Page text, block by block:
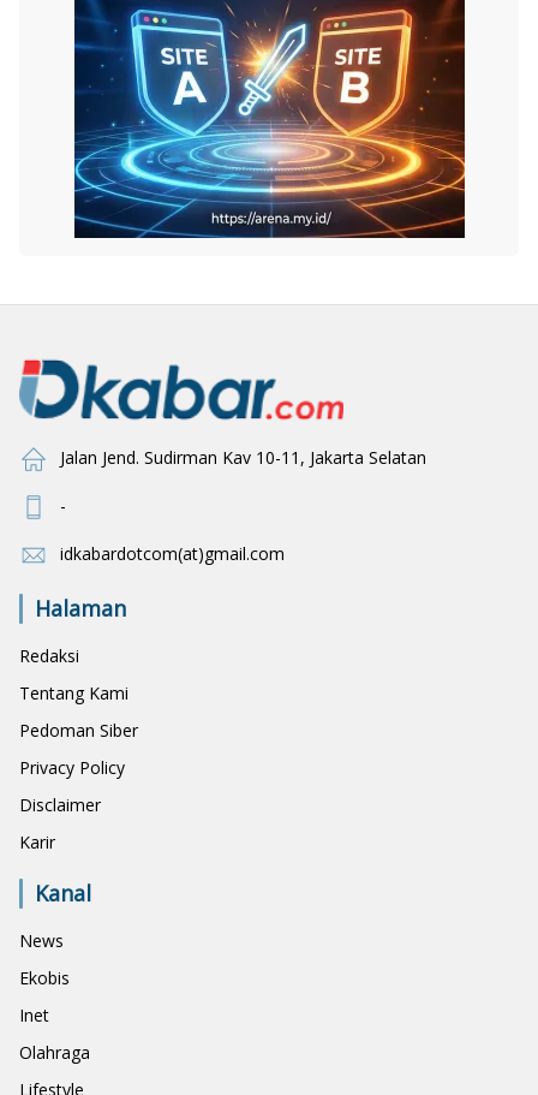
Jalan Jend. Sudirman Kav 10-11, Jakarta Selatan
-
idkabardotcom(at)gmail.com
Halaman
Redaksi
Tentang Kami
Pedoman Siber
Privacy Policy
Disclaimer
Karir
Kanal
News
Ekobis
Inet
Olahraga
Lifestyle